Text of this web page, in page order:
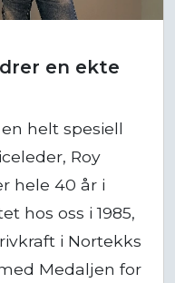
helt spesiell
Roy
hele 40 år i
hos oss i 1985,
i Nortekks
Medaljen for
Kongelige